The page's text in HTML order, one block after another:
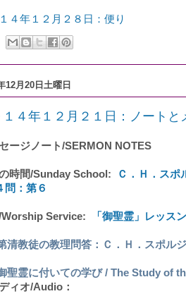
４年１２月２８日：便り
12月20日土曜日
１４年１２月２１日：ノート
ージノート/SERMON NOTES
時間/Sunday School:
Ｃ．Ｈ．スポ
問：第６
Worship Service: 「御聖霊」レッス
清教徒の教理問答：Ｃ．Ｈ．スポル
聖霊に付いての学び / The Study of
ィオ/Audio：